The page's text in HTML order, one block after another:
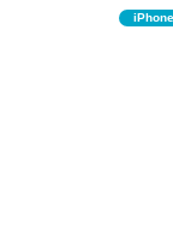
iPhone